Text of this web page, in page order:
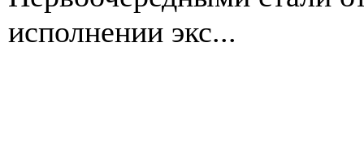
исполнении экс...